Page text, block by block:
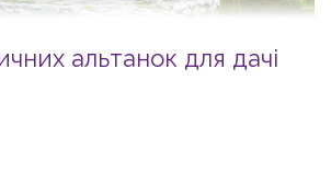
альтанок для дачі